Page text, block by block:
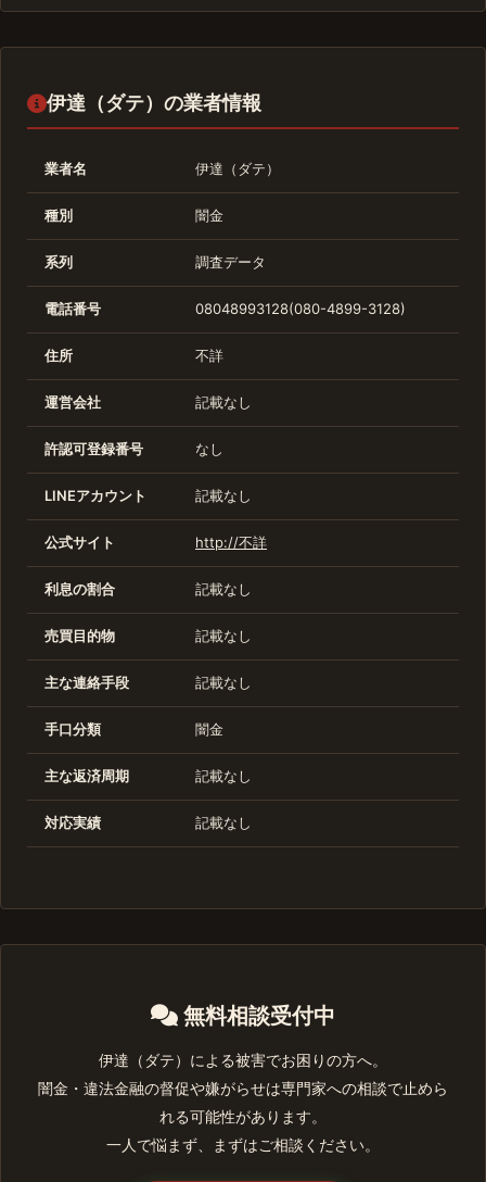
伊達（ダテ）の業者情報
業者名 伊達（ダテ）
種別 闇金
系列 調査データ
電話番号 08048993128(080-4899-3128)
住所 不詳
運営会社 記載なし
許認可登録番号 なし
LINEアカウント 記載なし
公式サイト http://不詳
利息の割合 記載なし
売買目的物 記載なし
主な連絡手段 記載なし
手口分類 闇金
主な返済周期 記載なし
対応実績 記載なし
無料相談受付中
伊達（ダテ）による被害でお困りの方へ。
闇金・違法金融の督促や嫌がらせは専門家への相談で止めら
れる可能性があります。
一人で悩まず、まずはご相談ください。